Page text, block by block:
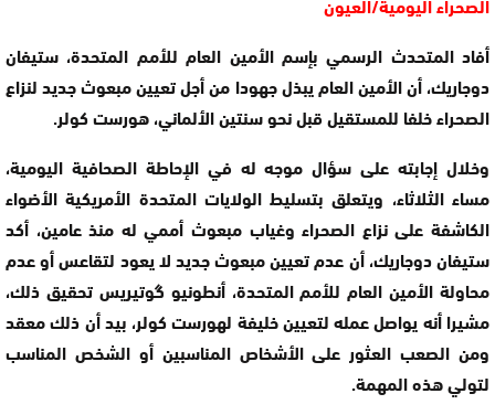
أفاد المتحدث الرسمي بإسم الأمين العام للأمم المتحدة، ستيفان
دوجاريك، أن الأمين العام يبذل جهودا من أجل تعيين مبعوث جديد لنزاع
الصحراء خلفا للمستقيل قبل نحو سنتين الألماني، هورست كولر.
وخلال إجابته على سؤال موجه له في الإحاطة الصحافية اليومية،
مساء الثلاثاء، ويتعلق بتسليط الولايات المتحدة الأمريكية الأضواء
الكاشفة على نزاع الصحراء وغياب مبعوث أممي له منذ عامين، أكد
ستيفان دوجاريك، أن عدم تعيين مبعوث جديد لا يعود لتقاعس أو عدم
محاولة الأمين العام للأمم المتحدة، أنطونيو گوتيريس تحقيق ذلك،
مشيرا أنه يواصل عمله لتعيين خليفة لهورست كولر، بيد أن ذلك معقد
ومن الصعب العثور على الأشخاص المناسبين أو الشخص المناسب
لتولي هذه المهمة.